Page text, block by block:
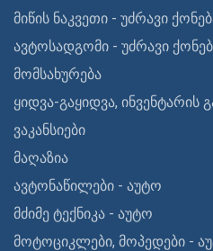
მიწის ნაკვეთი - უძრავი
ავტოსადგომი - უძრავი
მომსახურება
ყიდვა-გაყიდვა, ინვენტარის
ვაკანსიები
მაღაზია
ავტონაწილები - აუტო
მძიმე ტექნიკა - აუტო
მოტოციკლები, მოპედები -